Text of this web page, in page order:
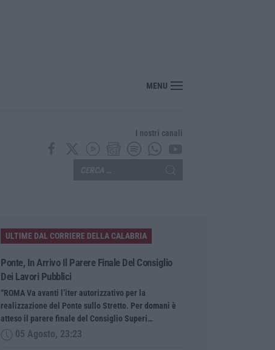
MENU
I nostri canali
ULTIME DAL CORRIERE DELLA CALABRIA
Ponte, In Arrivo Il Parere Finale Del Consiglio
Dei Lavori Pubblici
“ROMA Va avanti l’iter autorizzativo per la
realizzazione del Ponte sullo Stretto. Per domani è
atteso il parere finale del Consiglio Superi…
05 Agosto, 23:23